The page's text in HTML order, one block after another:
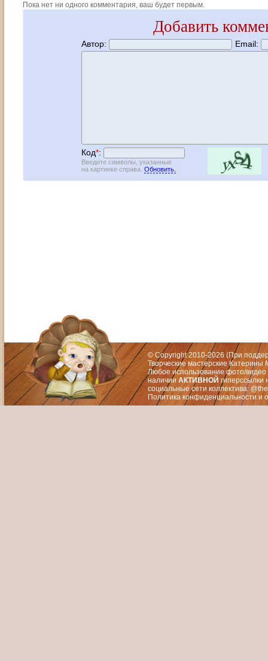
Пока нет ни одного комментария, ваш будет первым.
Добавить
Автор: Email:
Код*:
Введите символы, указанные
на картинке справа. Обновить.
© Copyright 2010-2026 (При
Творческие мастерские
Любое использование фото/видео
наличии АКТИВНОЙ гиперссылки
социальные сети коллектива:
Политика конфиденциальности и